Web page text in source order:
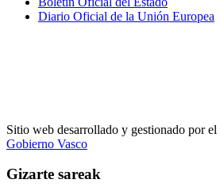
Diario Oficial de la Unión Europea
Sitio web desarrollado y gestionado por el
Gobierno Vasco
Gizarte sareak